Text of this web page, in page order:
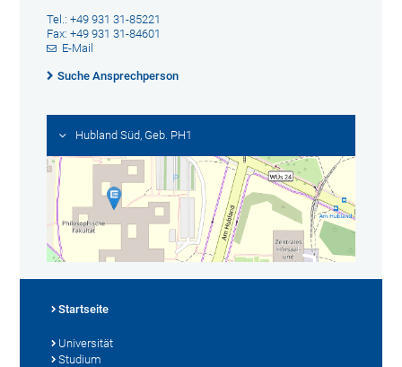
Tel.: +49 931 31-85221
Fax: +49 931 31-84601
E-Mail
Suche Ansprechperson
Hubland Süd, Geb. PH1
Startseite
Universität
Studium